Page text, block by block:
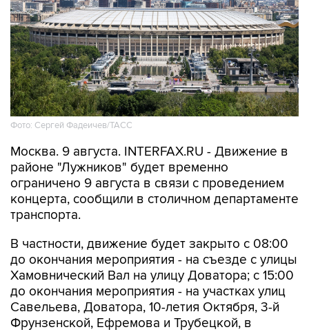
Фото: Сергей Фадеичев/ТАСС
Москва. 9 августа. INTERFAX.RU - Движение в
районе "Лужников" будет временно
ограничено 9 августа в связи с проведением
концерта, сообщили в столичном департаменте
транспорта.
В частности, движение будет закрыто с 08:00
до окончания мероприятия - на съезде с улицы
Хамовнический Вал на улицу Доватора; с 15:00
до окончания мероприятия - на участках улиц
Савельева, Доватора, 10-летия Октября, 3-й
Фрунзенской, Ефремова и Трубецкой, в